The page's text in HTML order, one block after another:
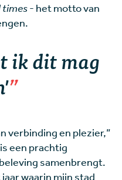
times- het motto van
ik dit mag
verbinding en plezier,”
een prachtig
samenbrengt.
waarin mijn stad